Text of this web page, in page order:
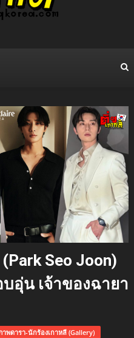
วาร์ป เน็ตไอ
Seo Joon)
อุ่น เจ้าของฉายา
าพดารา-นักร้องเกาหลี (Gallery)